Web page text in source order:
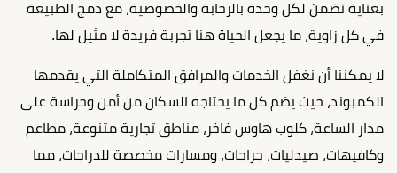
بعناية تضمن لكل وحدة بالرحابة والخصوصية، مع دمج الطبيعة
في كل زاوية، ما يجعل الحياة هنا تجربة فريدة لا مثيل لها.
لا يمكننا أن نغفل الخدمات والمرافق المتكاملة التي يقدمها
الكمبوند، حيث يضم كل ما يحتاجه السكان من أمن وحراسة على
مدار الساعة، كلوب هاوس فاخر، مناطق تجارية متنوعة، مطاعم
وكافيهات، صيدليات، جراجات، ومسارات مخصصة للدراجات، مما